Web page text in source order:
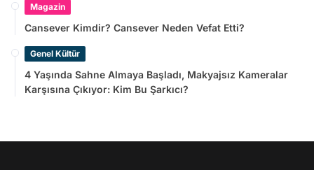
Magazin
Cansever Kimdir? Cansever Neden Vefat Etti?
Genel Kültür
4 Yaşında Sahne Almaya Başladı, Makyajsız Kameralar
Karşısına Çıkıyor: Kim Bu Şarkıcı?